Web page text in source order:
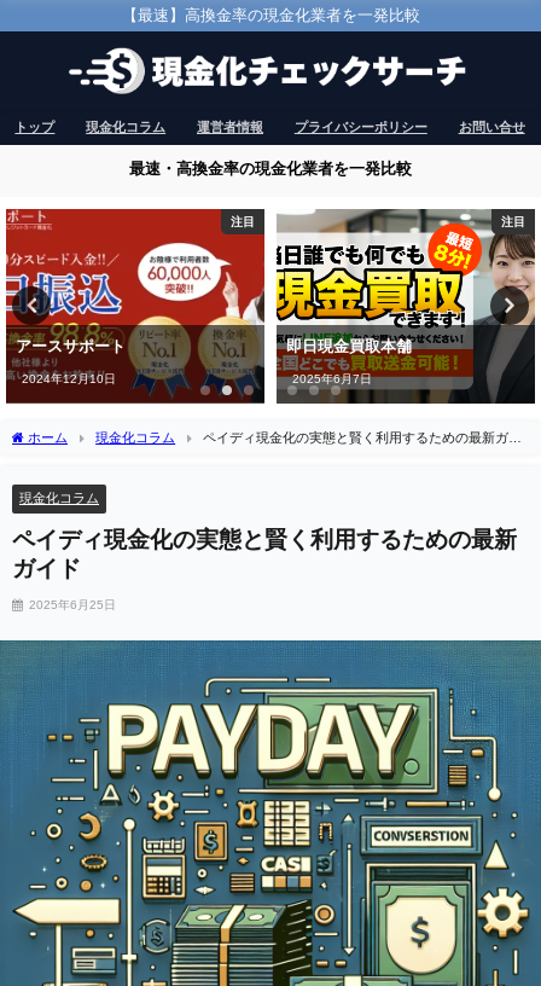
【最速】高換金率の現金化業者を一発比較
トップ 現金化コラム 運営者情報 プライバシーポリシー お問い合せ
最速・高換金率の現金化業者を一発比較
注目
アースサポート
2024年12月10日
注目
即日現金買取本舗
2025年6月7日
ホーム 現金化コラム
ペイディ現金化の実態と賢く利用するための最新ガイ
現金化コラム
ペイディ現金化の実態と賢く利用するための最新
ガイド
2025年6月25日